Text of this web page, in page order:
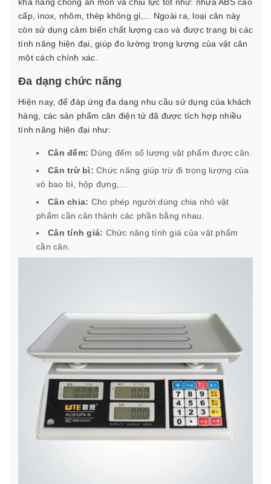
khả năng chống ăn mòn và chịu lực tốt như: nhựa ABS cao
cấp, inox, nhôm, thép không gỉ,... Ngoài ra, loại cân này
còn sử dụng cảm biến chất lượng cao và được trang bị các
tính năng hiện đại, giúp đo lường trọng lượng của vật cân
một cách chính xác.
Đa dạng chức năng
Hiện nay, để đáp ứng đa dạng nhu cầu sử dụng của khách
hàng, các sản phẩm cân điện tử đã được tích hợp nhiều
tính năng hiện đại như:
Cân đếm: Dùng đếm số lượng vật phẩm được cân.
Cân trừ bì: Chức năng giúp trừ đi trọng lượng của
vỏ bao bì, hộp đựng,...
Cân chia: Cho phép người dùng chia nhỏ vật
phẩm cần cân thành các phần bằng nhau.
Cân tính giá: Chức năng tính giá của vật phẩm
cần cân.